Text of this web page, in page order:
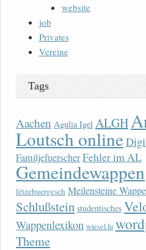
website
job
Privates
Vereine
Tags
Aachen Agulia Igel ALGH
Loutsch online
FamiljefuerscherFehler im AL
Gemeindewappen
lëtzebuergesch Meilensteine
Schlußstein studentisches
Wappenlexikon wiesel.lu
Theme